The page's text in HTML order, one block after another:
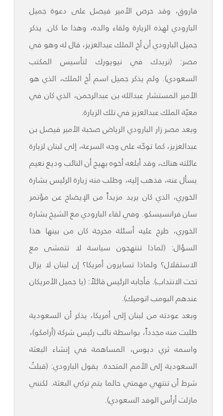
فاروق، وقد حرص الأمير فيصل على دعوة جميل
البارودي لهذه الزيارة ولقاء والده، وهذا ما كان. يذكر
جميل البارودي أن أخ الملك عبدالعزيز، قال له وهو في
مصر: (نريدك في نيويورك لتأسيس المكتب
السعودي). ولم يذكر جميل اسم أخ الملك، الذي هو
الأمير المستشار عبدالله بن عبدالرحمن، الذي كان في
معيّة الملك عبدالعزيز في تلك الزيارة.
وبعد مصر زار البارودي الرياض صحبة الأمير فيصل بن
عبدالعزيز، كما توجّه على وجه السرعة، إلى لبنان لزيارة
عائلته هناك، وقد أبلغه أخوه بهيج أن النائب وديع نعيم
يسأل عنه، فذهب إليه، وطلب منه زيارة الرئيس بشارة
الخوري، الذي كان يريد مزيداً من الإيضاح عن مؤتمر
سان فرانسيسكو. وفي لقاء البارودي مع الشيخ بشارة
الخوري، طرح عليه أسئلة محرجة كان من بينها هذا
السؤال: (لماذا تنتهجون سياسة لا تتمشى مع
الاستقلال؟ ولماذا تسايرون أمريكا؟ إن لبنان لا يزال
تحت الانتداب). فأجابه الرئيس قائلاً: (يا جميل الأمريكان
عندهم البومب اتوميك).
وبعد عودته من لبنان إلى أمريكا، يذكر أن السعودية
طلبت منه مجدداً، بواسطة نائب رئيس شركة (أرامكو)،
واسمه ثري ديوس، المساهمة في إنشاء البعثة
السعودية إلى الأمم المتحدة. يقول البارودي: (قبلتُ
شرط أن تنتهي مهمتي حالما يتم تركي البعثة. لكنني
مازلت أرأس الوفد السعودي).